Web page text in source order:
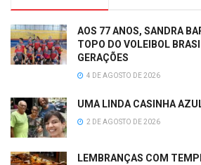
AOS 77 ANOS, SANDRA
TOPO DO VOLEIBOL
GERAÇÕES
4 DE AGOSTO DE 2026
UMA LINDA CASINHA
2 DE AGOSTO DE 2026
LEMBRANÇAS COM